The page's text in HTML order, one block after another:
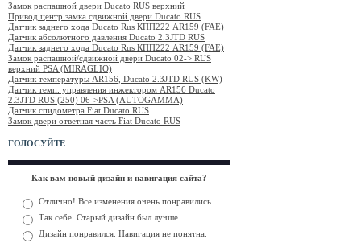
Замок распашной двери Ducato RUS верхний
Привод центр замка сдвижной двери Ducato RUS
Датчик заднего хода Ducato Rus КПП222 AR159 (FAE)
Датчик абсолютного давления Ducato 2.3JTD RUS
Датчик заднего хода Ducato Rus КПП222 AR159 (FAE)
Замок распашной/сдвижной двери Ducato 02-> RUS
верхний PSA (MIRAGLIO)
Датчик температуры AR156, Ducato 2.3JTD RUS (KW)
Датчик темп. управления инжектором AR156 Ducato
2.3JTD RUS (250) 06->PSA (AUTOGAMMA)
Датчик спидометра Fiat Ducato RUS
Замок двери ответная часть Fiat Ducato RUS
ГОЛОСУЙТЕ
Как вам новый дизайн и навигация сайта?
Отлично! Все изменения очень понравились.
Так себе. Старый дизайн был лучше.
Дизайн понравился. Навигация не понятна.